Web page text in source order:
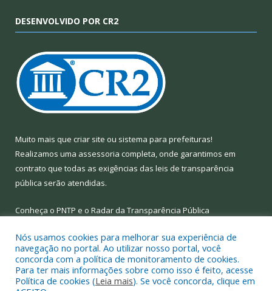
DESENVOLVIDO POR CR2
Muito mais que criar site ou sistema para prefeituras!
Realizamos uma assessoria completa, onde garantimos em
contrato que todas as exigências das leis de transparência
pública serão atendidas.
Conheça o PNTP e o Radar da Transparência Pública
Todos os direitos reservados a Prefeitura Municipal de Limoeiro
do Ajuru.
Nós usamos cookies para melhorar sua experiência de
navegação no portal. Ao utilizar nosso portal, você
concorda com a política de monitoramento de cookies.
Para ter mais informações sobre como isso é feito, acesse
Política de cookies (Leia mais). Se você concorda, clique em